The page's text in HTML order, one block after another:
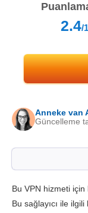
2.4/
Anneke van
Güncelleme
Önemli Özellikler
Bu VPN hizmeti
Bu sağlayıcı ile